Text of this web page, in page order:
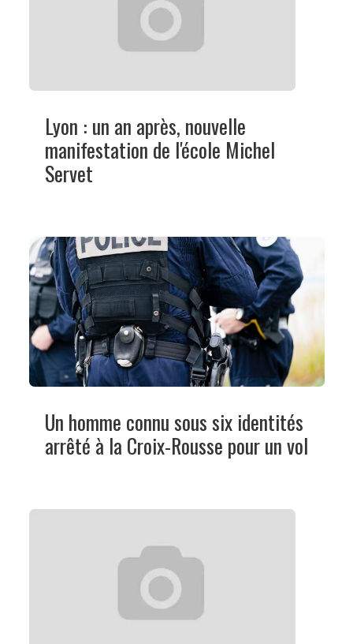
Lyon : un an après, nouvelle
manifestation de l'école Michel
Servet
Un homme connu sous six identités
arrêté à la Croix-Rousse pour un vol